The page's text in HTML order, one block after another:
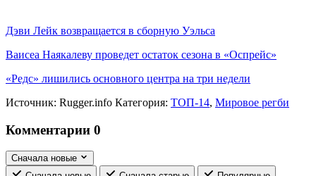
Дэви Лейк возвращается в сборную Уэльса
Ваисеа Наякалеву проведет остаток сезона в «Оспрейс»
«Редс» лишились основного центра на три недели
Источник: Rugger.info Категория: ТОП-14, Мировое регби
Комментарии 0
Сначала новые